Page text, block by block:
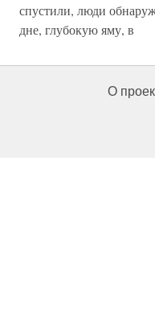
спустили, люди
дне, глубокую яму, в
О